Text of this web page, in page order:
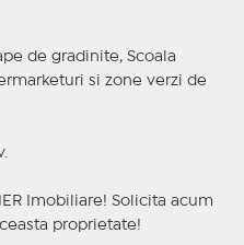
de gradinite, Scoala
si zone verzi de
Imobiliare! Solicita acum
proprietate!